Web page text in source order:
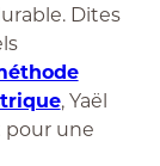
Dites
, Yaël
pour une